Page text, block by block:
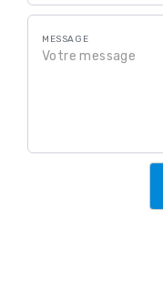
MESSAGE